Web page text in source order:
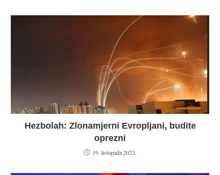
Hezbolah: Zlonamjerni Evropljani, budite
oprezni
19. listopada 2023.